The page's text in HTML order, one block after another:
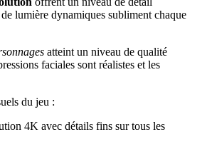
lumière dynamiques subliment chaque
atteint un niveau de qualité
faciales sont réalistes et les
du jeu :
4K avec détails fins sur tous les